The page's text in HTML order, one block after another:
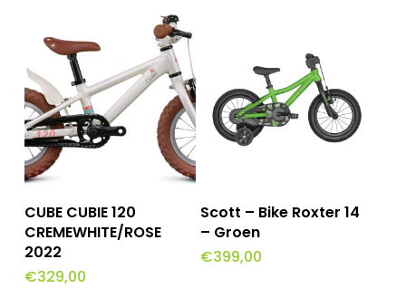
Toevoegen Aan
Winkelwagen
CUBE CUBIE 120
CREMEWHITE/ROSE
2022
€329,00
Toevoegen Aan
Winkelwagen
Scott – Bike Roxter 14
– Groen
€399,00